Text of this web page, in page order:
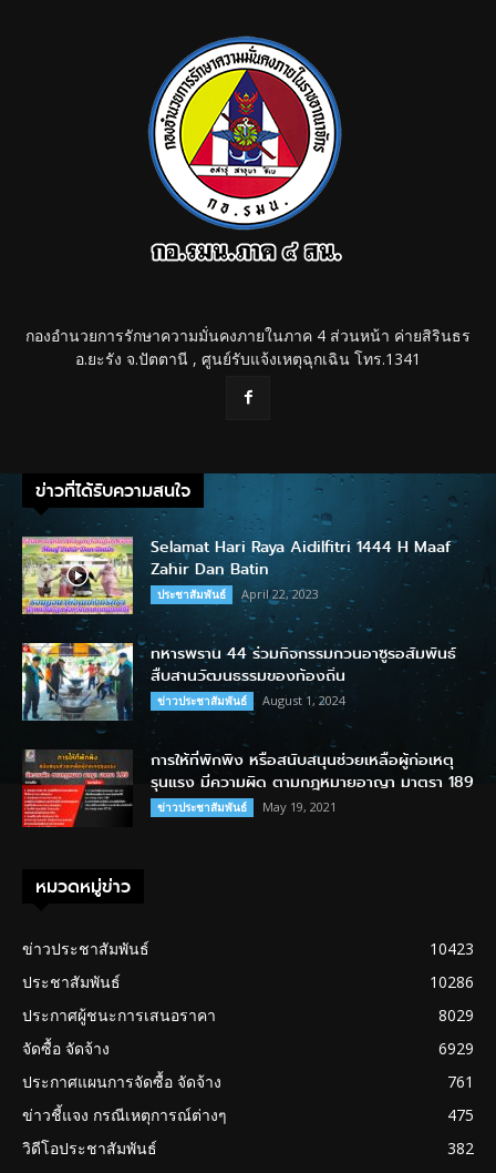
กองอำนวยการรักษาความมั่นคงภายในภาค 4 ส่วนหน้า ค่ายสิรินธร
อ.ยะรัง จ.ปัตตานี , ศูนย์รับแจ้งเหตุฉุกเฉิน โทร.1341
ข่าวที่ได้รับความสนใจ
Selamat Hari Raya Aidilfitri 1444 H Maaf
Zahir Dan Batin
ประชาสัมพันธ์ April 22, 2023
ทหารพราน 44 ร่วมกิจกรรมกวนอาซูรอสัมพันธ์
สืบสานวัฒนธรรมของท้องถิ่น
ข่าวประชาสัมพันธ์ August 1, 2024
การให้ที่พักพิง หรือสนับสนุนช่วยเหลือผู้ก่อเหตุ
รุนแรง มีความผิด ตามกฎหมายอาญา มาตรา 189
ข่าวประชาสัมพันธ์ May 19, 2021
หมวดหมู่ข่าว
ข่าวประชาสัมพันธ์
10423
ประชาสัมพันธ์
10286
ประกาศผู้ชนะการเสนอราคา
8029
จัดซื้อ จัดจ้าง
6929
ประกาศแผนการจัดซื้อ จัดจ้าง
761
ข่าวชี้แจง กรณีเหตุการณ์ต่างๆ
475
วิดีโอประชาสัมพันธ์
382